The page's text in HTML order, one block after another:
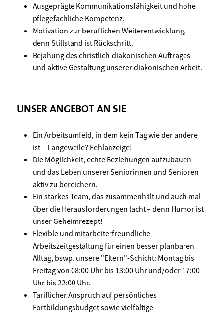
Ausgeprägte Kommunikationsfähigkeit und hohe
pflegefachliche Kompetenz.
Motivation zur beruflichen Weiterentwicklung,
denn Stillstand ist Rückschritt.
Bejahung des christlich-diakonischen Auftrages
und aktive Gestaltung unserer diakonischen Arbeit.
UNSER ANGEBOT AN SIE
Ein Arbeitsumfeld, in dem kein Tag wie der andere
ist – Langeweile? Fehlanzeige!
Die Möglichkeit, echte Beziehungen aufzubauen
und das Leben unserer Seniorinnen und Senioren
aktiv zu bereichern.
Ein starkes Team, das zusammenhält und auch mal
über die Herausforderungen lacht – denn Humor ist
unser Geheimrezept!
Flexible und mitarbeiterfreundliche
Arbeitszeitgestaltung für einen besser planbaren
Alltag, bswp. unsere "Eltern"-Schicht: Montag bis
Freitag von 08:00 Uhr bis 13:00 Uhr und/oder 17:00
Uhr bis 22:00 Uhr.
Tariflicher Anspruch auf persönliches
Fortbildungsbudget sowie vielfältige